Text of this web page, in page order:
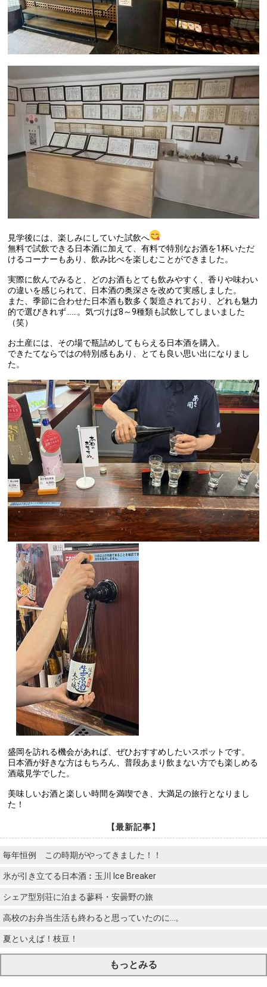
見学後には、楽しみにしていた試飲へ
無料で試飲できる日本酒に加えて、有料で特別なお酒を1杯いただ
けるコーナーもあり、飲み比べを楽しむことができました。
実際に飲んでみると、どのお酒もとても飲みやすく、香りや味わい
の違いを感じられて、日本酒の奥深さを改めて実感しました。
また、季節に合わせた日本酒も数多く製造されており、どれも魅力
的で選びきれず……。気づけば8～9種類も試飲してしまいました
（笑）
お土産には、その場で瓶詰めしてもらえる日本酒を購入。
できたてならではの特別感もあり、とても良い思い出になりまし
た。
盛岡を訪れる機会があれば、ぜひおすすめしたいスポットです。
日本酒が好きな方はもちろん、普段あまり飲まない方でも楽しめる
酒蔵見学でした。
美味しいお酒と楽しい時間を満喫でき、大満足の旅行となりまし
た！
【最新記事】
毎年恒例 この時期がやってきました！！
氷が引き立てる日本酒︰玉川 Ice Breaker
シェア型別荘に泊まる蓼科・安曇野の旅
高校のお弁当生活も終わると思っていたのに…。
夏といえば！枝豆！
もっとみる